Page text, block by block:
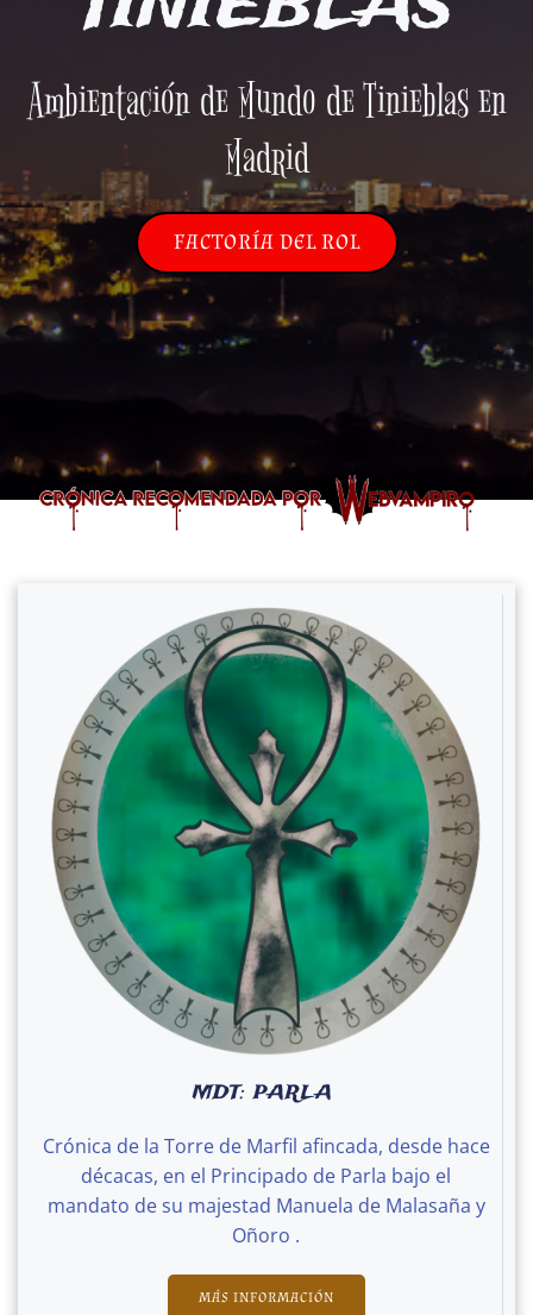
Ambientación de Mundo de Tinieblas en
Madrid
FACTORÍA DEL ROL
MDT: PARLA
Crónica de la Torre de Marfil afincada, desde hace
décacas, en el Principado de Parla bajo el
mandato de su majestad Manuela de Malasaña y
Oñoro .
MÁS INFORMACIÓN